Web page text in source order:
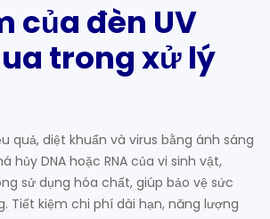
của đèn UV
trong xử lý
quả, diệt khuẩn và virus bằng ánh sáng
hủy DNA hoặc RNA của vi sinh vật,
sử dụng hóa chất, giúp bảo vệ sức
Tiết kiệm chi phí dài hạn, năng lượng